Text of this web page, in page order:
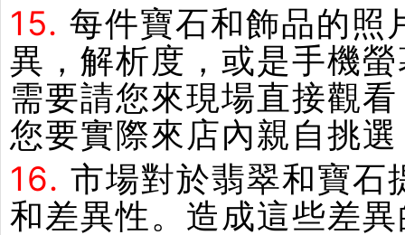
15. 每件寶石和飾品的照
異，解析度，或是手機
需要請您來現場直接觀
您要實際來店內親自挑
16. 市場對於翡翠和寶石
和差異性。造成這些差